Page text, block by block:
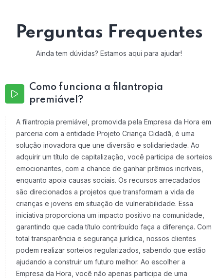
Perguntas Frequentes
Ainda tem dúvidas? Estamos aqui para ajudar!
Como funciona a filantropia
premiável?
A filantropia premiável, promovida pela Empresa da Hora em
parceria com a entidade Projeto Criança Cidadã, é uma
solução inovadora que une diversão e solidariedade. Ao
adquirir um título de capitalização, você participa de sorteios
emocionantes, com a chance de ganhar prêmios incríveis,
enquanto apoia causas sociais. Os recursos arrecadados
são direcionados a projetos que transformam a vida de
crianças e jovens em situação de vulnerabilidade. Essa
iniciativa proporciona um impacto positivo na comunidade,
garantindo que cada título contribuído faça a diferença. Com
total transparência e segurança jurídica, nossos clientes
podem realizar sorteios regularizados, sabendo que estão
ajudando a construir um futuro melhor. Ao escolher a
Empresa da Hora, você não apenas participa de uma